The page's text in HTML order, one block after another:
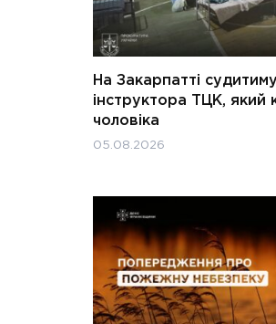
На Закарпатті
інструктора ТЦК, який
чоловіка
05.08.2026